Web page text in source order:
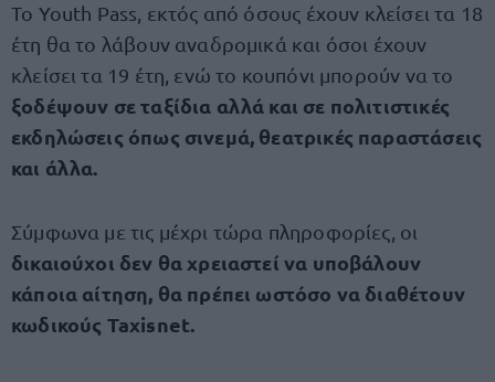
Το Youth Pass, εκτός από όσους έχουν κλείσει τα 18
έτη θα το λάβουν αναδρομικά και όσοι έχουν
κλείσει τα 19 έτη, ενώ το κουπόνι μπορούν να το
ξοδέψουν σε ταξίδια αλλά και σε πολιτιστικές
εκδηλώσεις όπως σινεμά, θεατρικές παραστάσεις
και άλλα.
Σύμφωνα με τις μέχρι τώρα πληροφορίες, οι
δικαιούχοι δεν θα χρειαστεί να υποβάλουν
κάποια αίτηση, θα πρέπει ωστόσο να διαθέτουν
κωδικούς Taxisnet.